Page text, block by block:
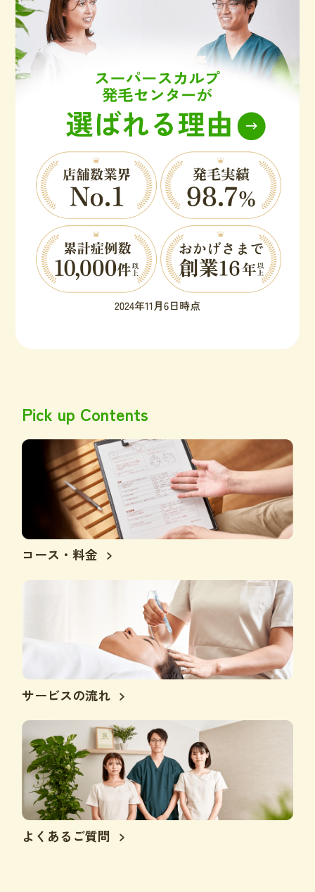
Pick up Contents
コース・料金
サービスの流れ
よくあるご質問